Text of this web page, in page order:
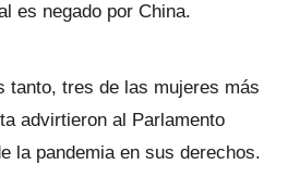
es negado por China.
tanto, tres de las mujeres más
advirtieron al Parlamento
la pandemia en sus derechos.